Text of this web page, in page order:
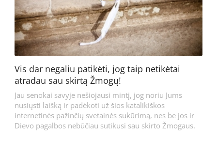
Vis dar negaliu patikėti, jog taip netikėtai
atradau sau skirtą Žmogų!
Jau senokai savyje nešiojausi mintį, jog noriu Jums
nusiųsti laišką ir padėkoti už šios katalikiškos
internetinės pažinčių svetainės sukūrimą, nes be jos ir
Dievo pagalbos nebūčiau sutikusi sau skirto Žmogaus.